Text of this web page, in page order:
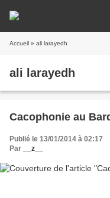
Accueil » ali larayedh
ali larayedh
Cacophonie au
Publié le 13/01/2014 à 02:17
Par
__z__